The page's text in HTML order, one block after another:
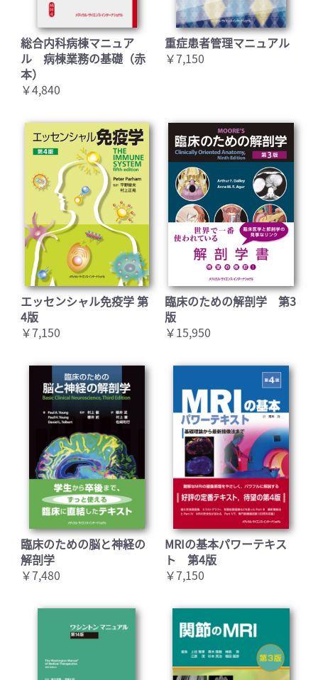
総合内科病棟マニュア
ル 病棟業務の基礎（赤
本）
￥4,840
重症患者管理マニュアル
￥7,150
エッセンシャル免疫学 第
4版
￥7,150
臨床のための解剖学 第3
版
￥15,950
臨床のための脳と神経の
解剖学
￥7,480
MRIの基本パワーテキス
ト 第4版
￥7,150